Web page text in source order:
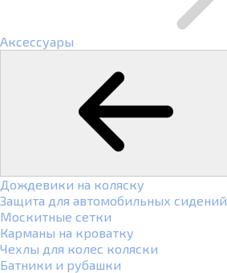
Аксессуары
Дождевики на коляску
Защита для автомобильных сидений
Москитные сетки
Карманы на кроватку
Чехлы для колес коляски
Батники и рубашки